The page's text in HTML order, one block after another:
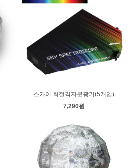
스카이 회절격자분광기(5개입)
7,290원